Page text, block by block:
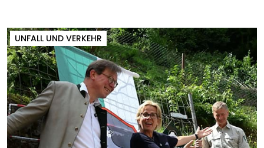
UNFALL UND VERKEHR